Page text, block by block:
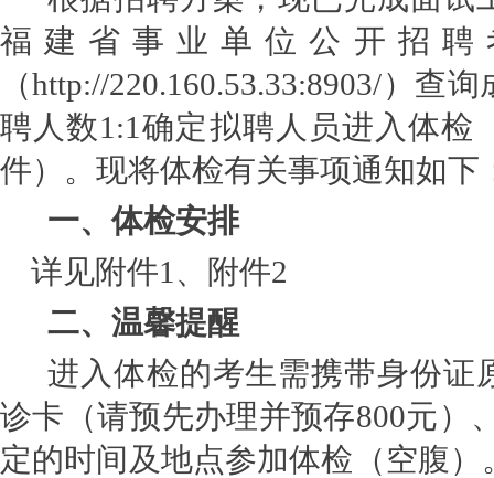
福建省事业单位公开招聘
（http://220.160.53.33:8903/）查询
聘人数1:1确定拟聘人员进入体检
件） 。现将体检有关事项通知如下
一、体检安排
详见附件1、附件2
二、温馨提醒
进入体检的考生需携带身份证
诊卡（请预先办理并预存800元）
定的时间及地点参加体检（空腹